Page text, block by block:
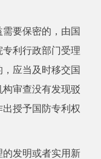
要保密的，由国
利行政部门受理
应当及时移交国
审查没有发现驳
授予国防专利权
发明或者实用新